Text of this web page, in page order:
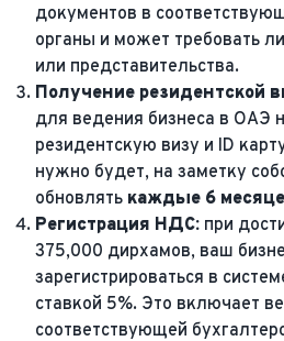
документов в
органы и может требовать
или представительства.
Получение резидентской
для ведения бизнеса в ОАЭ
резидентскую визу и ID
нужно будет, на заметку
обновлять каждые 6
Регистрация НДС: при
375,000 дирхамов, ваш
зарегистрироваться в
ставкой 5%. Это включает
соответствующей